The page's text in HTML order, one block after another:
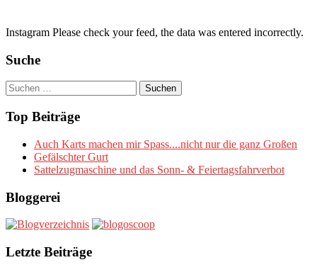
Instagram Please check your feed, the data was entered incorrectly.
Suche
Suchen
nach:
Top Beiträge
Auch Karts machen mir Spass....nicht nur die ganz Großen
Gefälschter Gurt
Sattelzugmaschine und das Sonn- & Feiertagsfahrverbot
Bloggerei
Letzte Beiträge